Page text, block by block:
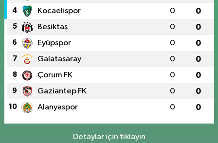
4 Kocaelispor 0 0
5 Beşiktaş 0 0
6 Eyüpspor 0 0
7 Galatasaray 0 0
8 Çorum FK 0 0
9 Gaziantep FK 0 0
10 Alanyaspor 0 0
Detaylar için tıklayın